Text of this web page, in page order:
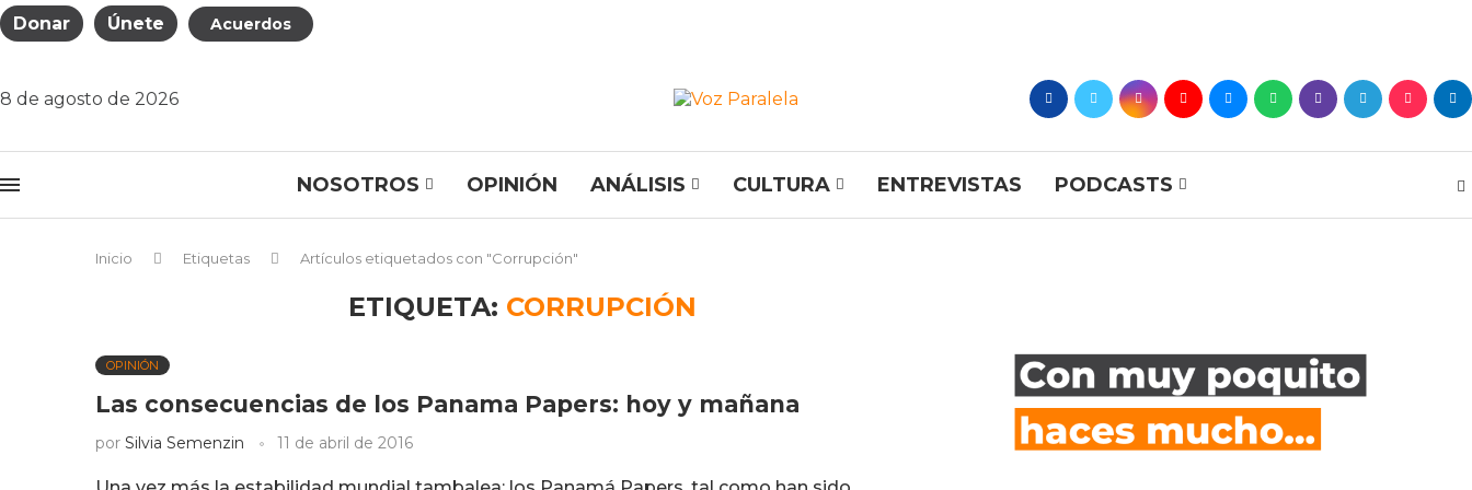
Donar Únete Acuerdos
8 de agosto de 2026
NOSOTROS OPINIÓN ANÁLISIS CULTURA ENTREVISTAS PODCASTS
Inicio Etiquetas Artículos etiquetados con "Corrupción"
ETIQUETA: CORRUPCIÓN
OPINIÓN
Las consecuencias de los Panama Papers: hoy y mañana
por Silvia Semenzin 11 de abril de 2016